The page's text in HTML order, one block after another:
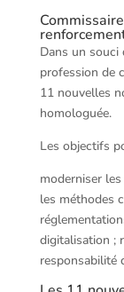
Dans un
profession de
11 nouvelles
homologuée.
Les objectifs
moderniser
les méthodes
digitalisation ;
responsabilité